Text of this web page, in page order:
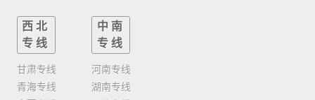
西北
专线
甘肃专线
青海专线
中南
专线
河南专线
湖南专线